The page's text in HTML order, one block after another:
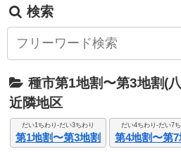
検索
種市第1地割〜第3地割(
近隣地区
だい1ちわり-だい3ちわり
第1地割〜第3地割
だい4ちわり-だい7ち
第4地割〜第7